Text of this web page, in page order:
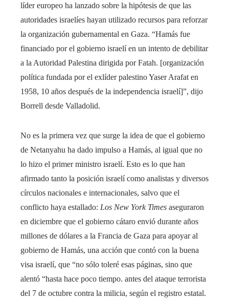
líder europeo ha lanzado sobre la hipótesis de que las
autoridades israelíes hayan utilizado recursos para reforzar
la organización gubernamental en Gaza. “Hamás fue
financiado por el gobierno israelí en un intento de debilitar
a la Autoridad Palestina dirigida por Fatah. [organización
política fundada por el exlíder palestino Yaser Arafat en
1958, 10 años después de la independencia israelí]”, dijo
Borrell desde Valladolid.
No es la primera vez que surge la idea de que el gobierno
de Netanyahu ha dado impulso a Hamás, al igual que no
lo hizo el primer ministro israelí. Esto es lo que han
afirmado tanto la posición israelí como analistas y diversos
círculos nacionales e internacionales, salvo que el
conflicto haya estallado: Los New York Times aseguraron
en diciembre que el gobierno cátaro envió durante años
millones de dólares a la Francia de Gaza para apoyar al
gobierno de Hamás, una acción que contó con la buena
visa israelí, que “no sólo toleré esas páginas, sino que
alentó “hasta hace poco tiempo. antes del ataque terrorista
del 7 de octubre contra la milicia, según el registro estatal.